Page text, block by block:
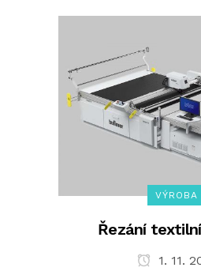
VÝROBA
Řezání
1. 11.